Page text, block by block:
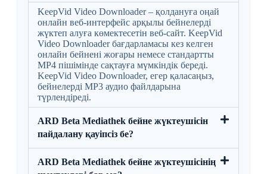
KeepVid Video Downloader – қолдануға оңай
онлайн веб-интерфейс арқылы бейнелерді
жүктеп алуға көмектесетін веб-сайт. KeepVid
Video Downloader бағдарламасы кез келген
онлайн бейнені жоғары немесе стандартты
MP4 пішімінде сақтауға мүмкіндік береді.
KeepVid Video Downloader, егер қаласаңыз,
бейнелерді MP3 аудио файлдарына
түрлендіреді.
ARD Beta Mediathek бейне жүктеушісін
пайдалану қауіпсіз бе?
ARD Beta Mediathek бейне жүктеушісінің